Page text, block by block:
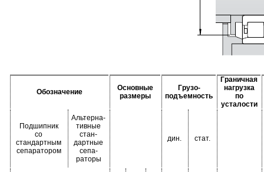
Обозначение
Основные
размеры
Грузо-
подъемность
Граничная
нагрузка
по
усталости
Подшипник
со
стандартным
сепаратором
Альтерна-
тивные
стан-
дартные
сепа-
раторы
дин. стат.